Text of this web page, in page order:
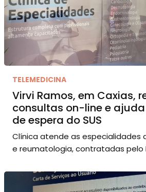
TELEMEDICINA
Virvi Ramos, em Caxias,
consultas on-line e
de espera do SUS
Clínica atende as especialidades
e reumatologia, contratadas pelo